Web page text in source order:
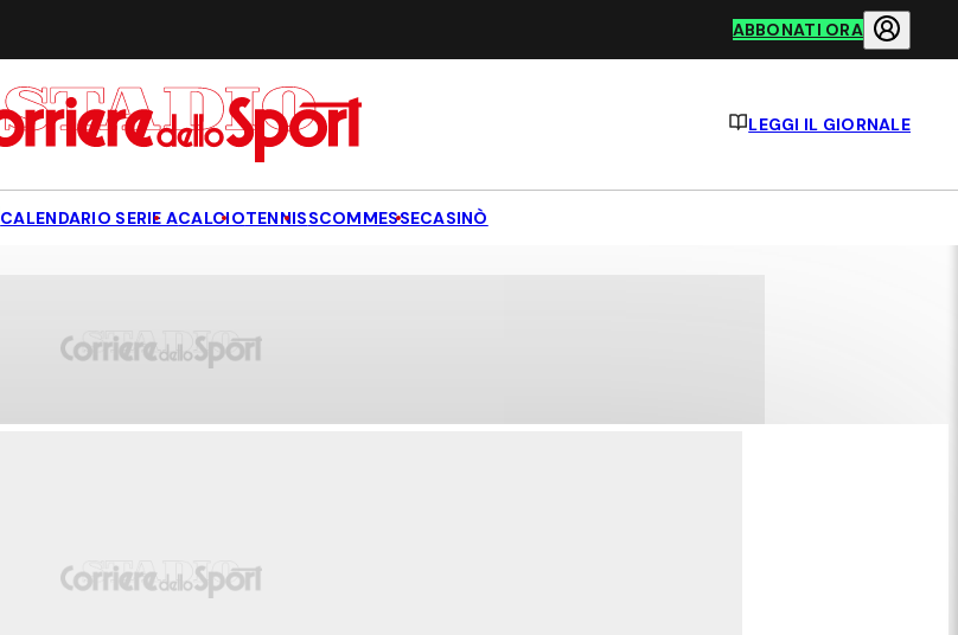
ABBONATI ORA
LEGGI IL GIORNALE
CALENDARIO SERIE ACALCIOTENNISSCOMMESSECASINÒ